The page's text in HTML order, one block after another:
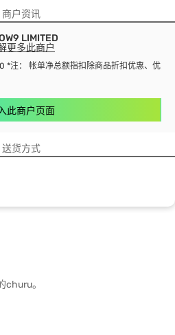
商户资讯
LIMITED
更多此商户
*注： 帐单净总额指扣除商品折扣优惠、优惠
此商户页面
送货方式
churu。